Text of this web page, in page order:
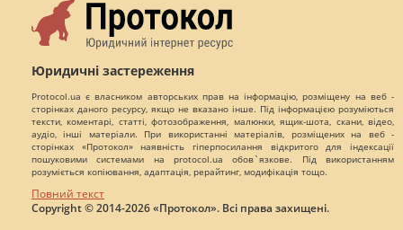
Юридичні застереження
Protocol.ua є власником авторських прав на інформацію, розміщену на веб -
сторінках даного ресурсу, якщо не вказано інше. Під інформацією розуміються
тексти, коментарі, статті, фотозображення, малюнки, ящик-шота, скани, відео,
аудіо, інші матеріали. При використанні матеріалів, розміщених на веб -
сторінках «Протокол» наявність гіперпосилання відкритого для індексації
пошуковими системами на protocol.ua обов`язкове. Під використанням
розуміється копіювання, адаптація, рерайтинг, модифікація тощо.
Повний текст
Copyright © 2014-2026 «Протокол». Всі права захищені.